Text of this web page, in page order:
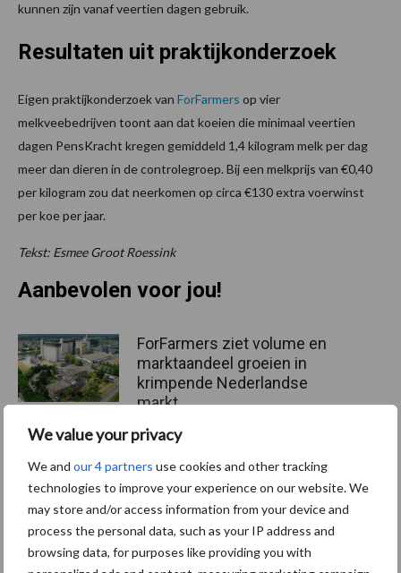
We value your privacy
We and our 4 partners use cookies and other tracking
technologies to improve your experience on our website. We
may store and/or access information from your device and
process the personal data, such as your IP address and
browsing data, for purposes like providing you with
kunnen zijn vanaf veertien dagen gebruik.
Resultaten uit praktijkonderzoek
Eigen praktijkonderzoek van ForFarmers op vier
melkveebedrijven toont aan dat koeien die minimaal veertien
dagen PensKracht kregen gemiddeld 1,4 kilogram melk per dag
meer dan dieren in de controlegroep. Bij een melkprijs van €0,40
per kilogram zou dat neerkomen op circa €130 extra voerwinst
per koe per jaar.
Tekst: Esmee Groot Roessink
Aanbevolen voor jou!
ForFarmers ziet volume en
marktaandeel groeien in
krimpende Nederlandse
markt
Tien praktische tips voor
een langere levensduur